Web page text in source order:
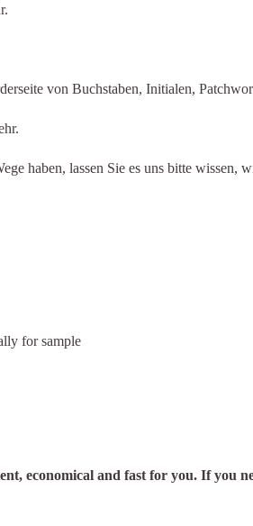
von Buchstaben, Initialen,
haben, lassen Sie es uns bitte wissen,
for sample
economical and fast for you. If you